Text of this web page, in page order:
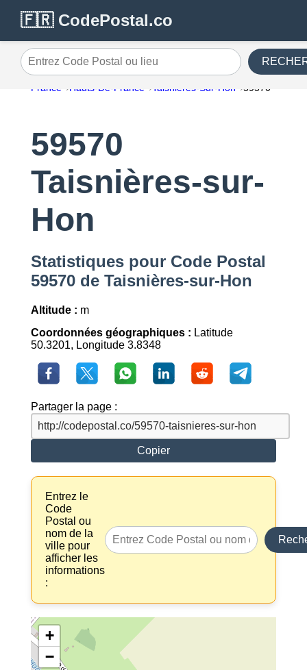
🇫🇷 CodePostal.co
Entrez Code Postal ou lieu
France Hauts-De-France Taisnières-Sur-Hon 59570
59570
Taisnières-sur-
Hon
Statistiques pour Code Postal
59570 de Taisnières-sur-Hon
Altitude : m
Coordonnées géographiques : Latitude
50.3201, Longitude 3.8348
Partager la page :
Copier
Entrez le
Code
Postal ou
nom de la
ville pour
afficher les
informations
:
+
−